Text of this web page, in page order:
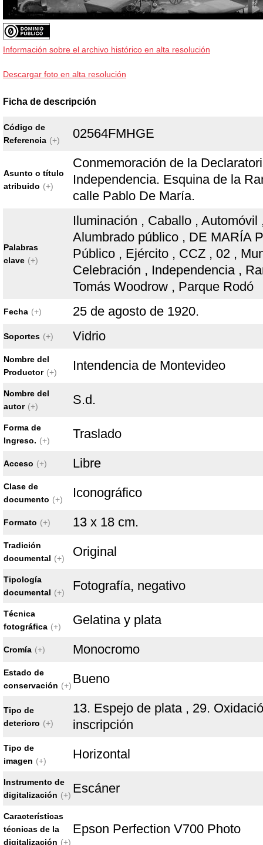
Información sobre el archivo histórico en alta resolución
Descargar foto en alta resolución
Ficha de descripción
Código de
Referencia (+) 02564FMHGE
Asunto o título
atribuido (+)
Conmemoración de la
Independencia. Esquina de la
calle Pablo De María.
Palabras
clave (+)
Iluminación , Caballo , Automóvil
Alumbrado público , DE MARÍA
Público , Ejército , CCZ , 02 ,
Celebración , Independencia ,
Tomás Woodrow , Parque Rodó
Fecha (+) 25 de agosto de 1920.
Soportes (+) Vidrio
Nombre del
Productor (+) Intendencia de Montevideo
Nombre del
autor (+) S.d.
Forma de
Ingreso. (+) Traslado
Acceso (+) Libre
Clase de
documento (+) Iconográfico
Formato (+) 13 x 18 cm.
Tradición
documental (+) Original
Tipología
documental (+) Fotografía, negativo
Técnica
fotográfica (+) Gelatina y plata
Cromía (+) Monocromo
Estado de
conservación (+) Bueno
Tipo de
deterioro (+)
13. Espejo de plata , 29.
inscripción
Tipo de
imagen (+) Horizontal
Instrumento de
digitalización (+) Escáner
Características
técnicas de la
digitalización (+)
Epson Perfection V700 Photo